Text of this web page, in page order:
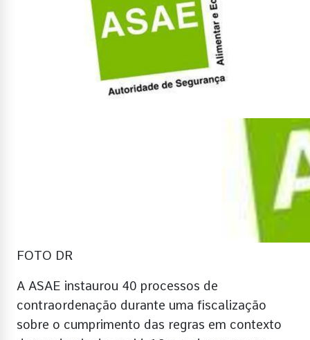
FOTO DR
A ASAE instaurou 40 processos de
contraordenação durante uma fiscalização
sobre o cumprimento das regras em contexto